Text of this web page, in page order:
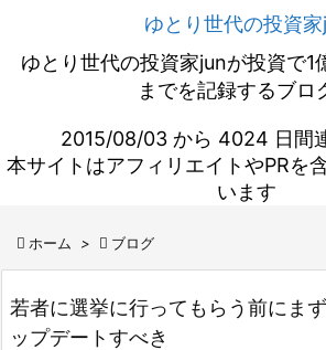
ゆとり世代の投資
ゆとり世代の投資家junが投資で1
までを記録するブロ
2015/08/03 から 4024 日間
本サイトはアフィリエイトやPRを
います
 ホーム >  ブログ
若者に選挙に行ってもらう前にま
ップデートすべき